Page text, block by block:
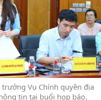
trưởng Vụ Chính quyền địa
tin tại buổi họp báo.